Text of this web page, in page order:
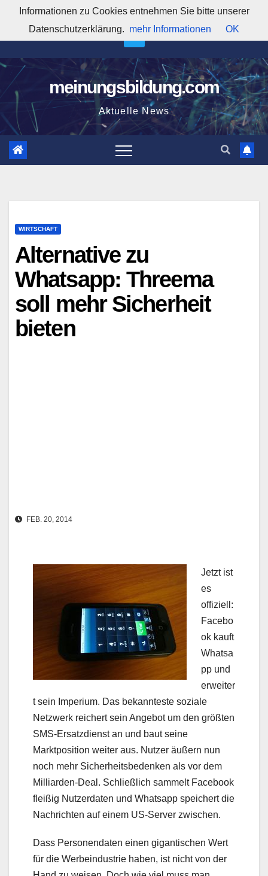
springen
9:18:47 AM
meinungsbildung.com
Aktuelle News
WIRTSCHAFT
Alternative zu
Whatsapp: Threema
soll mehr Sicherheit
bieten
FEB. 20, 2014
Jetzt ist
es
offiziell:
Facebo
ok kauft
Whatsa
pp und
erweiter
t sein Imperium. Das bekannteste soziale
Netzwerk reichert sein Angebot um den größten
SMS-Ersatzdienst an und baut seine
Marktposition weiter aus. Nutzer äußern nun
noch mehr Sicherheitsbedenken als vor dem
Milliarden-Deal. Schließlich sammelt Facebook
fleißig Nutzerdaten und Whatsapp speichert die
Nachrichten auf einem US-Server zwischen.
Dass Personendaten einen gigantischen Wert
für die Werbeindustrie haben, ist nicht von der
Informationen zu Cookies entnehmen Sie bitte unserer
Datenschutzerklärung. mehr Informationen OK